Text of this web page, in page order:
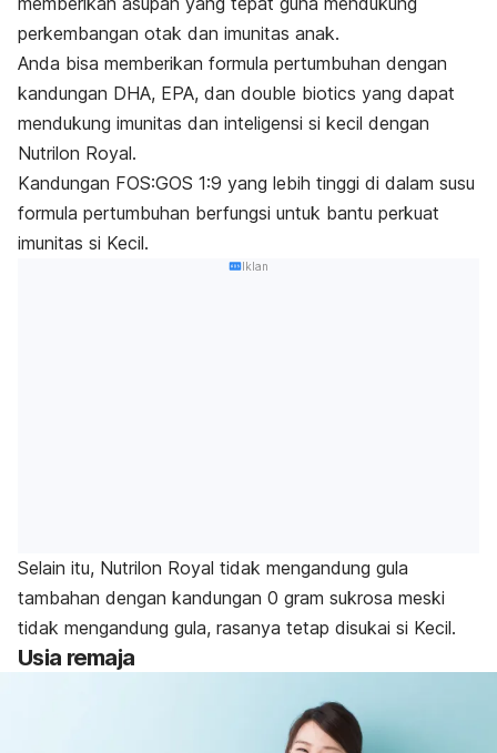
perkembangan otak dan imunitas anak.
Anda bisa memberikan formula pertumbuhan dengan
kandungan DHA, EPA, dan double biotics yang dapat
mendukung imunitas dan inteligensi si kecil dengan
Nutrilon Royal.
Kandungan FOS:GOS 1:9 yang lebih tinggi di dalam susu
formula pertumbuhan berfungsi untuk bantu perkuat
imunitas si Kecil.​
Iklan
Selain itu, Nutrilon Royal tidak mengandung gula
tambahan dengan kandungan 0 gram sukrosa meski
tidak mengandung gula, rasanya tetap disukai si Kecil.
Usia remaja